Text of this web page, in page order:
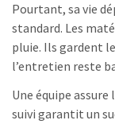
Pourtant, sa vie
standard. Les
pluie. Ils gardent
l’entretien reste
Une équipe
suivi garantit un